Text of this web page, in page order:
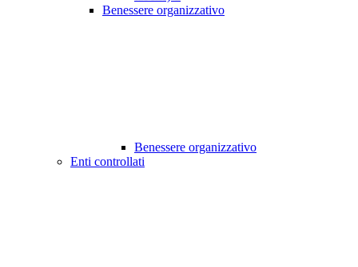
Benessere organizzativo
Benessere organizzativo
Enti controllati